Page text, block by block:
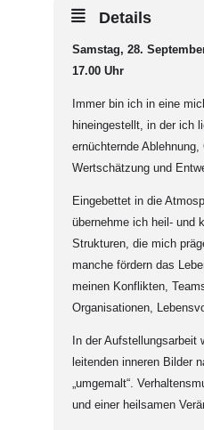
Details
Samstag, 28.
17.00 Uhr
Immer bin ich in eine
hineingestellt, in der ich
ernüchternde
Wertschätzung und
Eingebettet in die
übernehme ich heil- und
Strukturen, die mich
manche fördern das
meinen Konflikten,
Organisationen,
In der Aufstellungsarbeit
leitenden inneren Bilder
„umgemalt“.
und einer heilsamen